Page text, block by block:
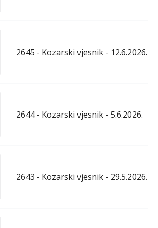
2645 - Kozarski vjesnik - 12.6.2026.
2644 - Kozarski vjesnik - 5.6.2026.
2643 - Kozarski vjesnik - 29.5.2026.